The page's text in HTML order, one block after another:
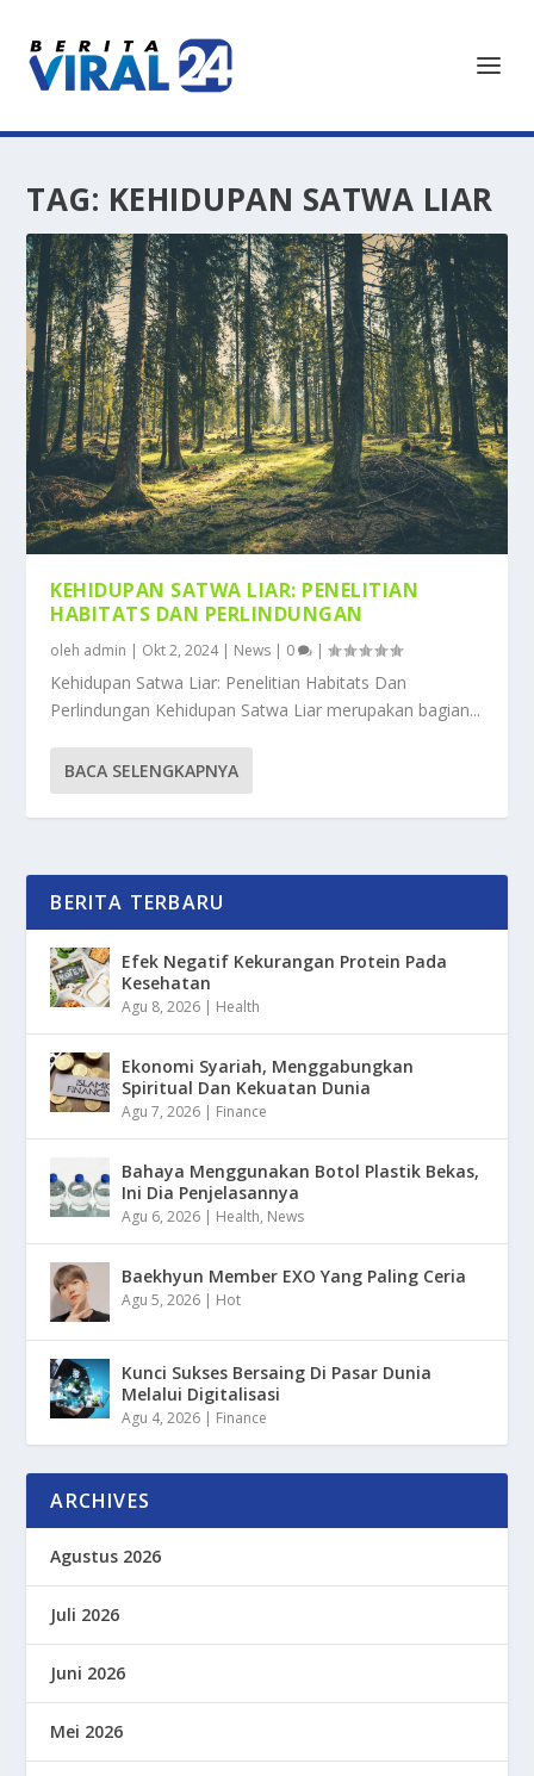
TAG: KEHIDUPAN SATWA LIAR
KEHIDUPAN SATWA LIAR: PENELITIAN
HABITATS DAN PERLINDUNGAN
oleh admin | Okt 2, 2024| News | 0 |
Kehidupan Satwa Liar: Penelitian Habitats Dan
Perlindungan Kehidupan Satwa Liar merupakan bagian...
BACA SELENGKAPNYA
BERITA TERBARU
Efek Negatif Kekurangan Protein Pada
Kesehatan
Agu 8, 2026 | Health
Ekonomi Syariah, Menggabungkan
Spiritual Dan Kekuatan Dunia
Agu 7, 2026 | Finance
Bahaya Menggunakan Botol Plastik Bekas,
Ini Dia Penjelasannya
Agu 6, 2026 | Health, News
Baekhyun Member EXO Yang Paling Ceria
Agu 5, 2026 | Hot
Kunci Sukses Bersaing Di Pasar Dunia
Melalui Digitalisasi
Agu 4, 2026 | Finance
ARCHIVES
Agustus 2026
Juli 2026
Juni 2026
Mei 2026